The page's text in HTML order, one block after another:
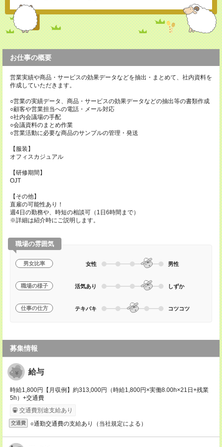
お仕事の概要
営業実績や商品・サービスの効果データなどを抽出・まとめて、社内資料を
作成していただきます。
○営業の実績データ、商品・サービスの効果データなどの抽出等の書類作成
○顧客や営業担当への電話・メール対応
○社内会議場の手配
○会議資料のまとめ作業
○営業活動に必要な商品のサンプルの管理・発送
【服装】
オフィスカジュアル
【研修期間】
OJT
【その他】
直雇の可能性あり！
週4日の勤務や、時短の相談可（1日6時間まで）
※詳細は紹介時にご説明します。
職場の雰囲気
男女比率 女性 男性
職場の様子 活気あり しずか
仕事の仕方 テキパキ コツコツ
募集情報
給与
時給1,800円【月収例】約313,000円（時給1,800円×実働8.00h×21日+残業
5h）+交通費
交通費別途支給あり
交通費 ○通勤交通費の支給あり（当社規定による）